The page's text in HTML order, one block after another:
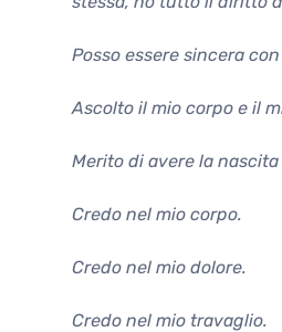
Posso essere sincera
Ascolto il mio corpo e il
Merito di avere la
Credo nel mio corpo.
Credo nel mio dolore.
Credo nel mio travaglio.